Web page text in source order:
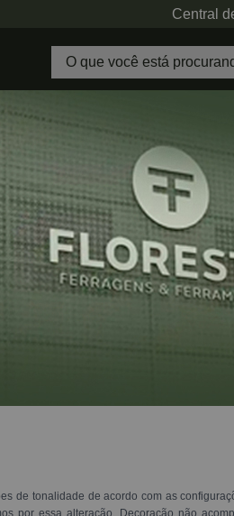
Central
de tonalidade de acordo com as
por essa alteração. Decoração não